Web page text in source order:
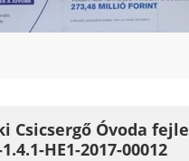
Csicsergő Óvoda
HE1-2017-00012